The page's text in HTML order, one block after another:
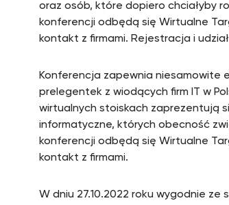
oraz osób, które dopiero chciałyby
konferencji odbędą się Wirtualne
kontakt z firmami. Rejestracja i
Konferencja zapewnia niesamowite
prelegentek z wiodących firm IT w
wirtualnych stoiskach zaprezentują
informatyczne, których obecność
konferencji odbędą się Wirtualne
kontakt z firmami.
W dniu 27.10.2022 roku wygodnie ze